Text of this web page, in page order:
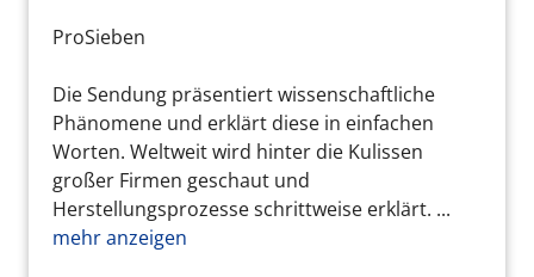
ProSieben
Die Sendung präsentiert wissenschaftliche
Phänomene und erklärt diese in einfachen
Worten. Weltweit wird hinter die Kulissen
großer Firmen geschaut und
Herstellungsprozesse schrittweise erklärt. ...
mehr anzeigen